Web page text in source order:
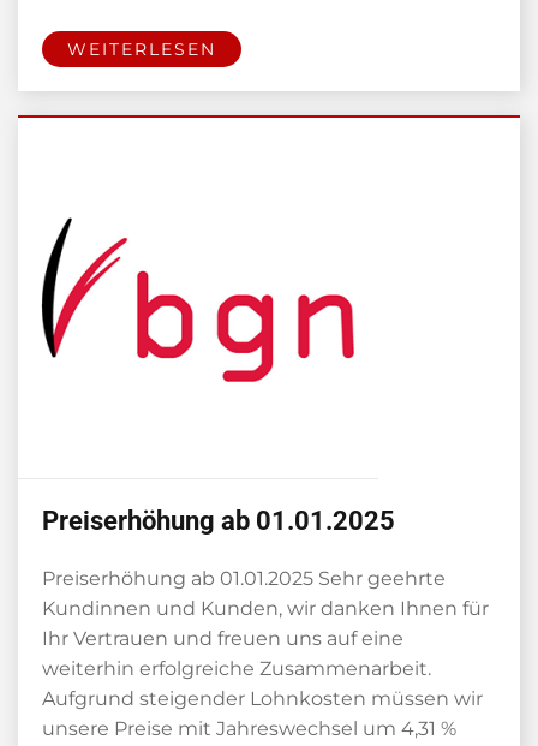
WEITERLESEN
Preiserhöhung ab 01.01.2025
Preiserhöhung ab 01.01.2025 Sehr geehrte
Kundinnen und Kunden, wir danken Ihnen für
Ihr Vertrauen und freuen uns auf eine
weiterhin erfolgreiche Zusammenarbeit.
Aufgrund steigender Lohnkosten müssen wir
unsere Preise mit Jahreswechsel um 4,31 %